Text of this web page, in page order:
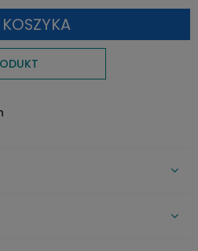
niż
KOSZTÓW PŁATNOŚCI